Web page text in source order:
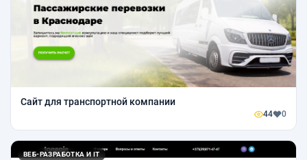
Сайт для транспортной компании
44 0
ВЕБ-РАЗРАБОТКА И IT